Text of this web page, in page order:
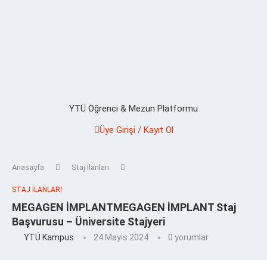
YTÜ Öğrenci & Mezun Platformu
Üye Girişi / Kayıt Ol
Anasayfa Staj İlanları
STAJ İLANLARI
MEGAGEN İMPLANTMEGAGEN İMPLANT Staj
Başvurusu – Üniversite Stajyeri
YTÜ Kampüs 24 Mayıs 2024 0 yorumlar